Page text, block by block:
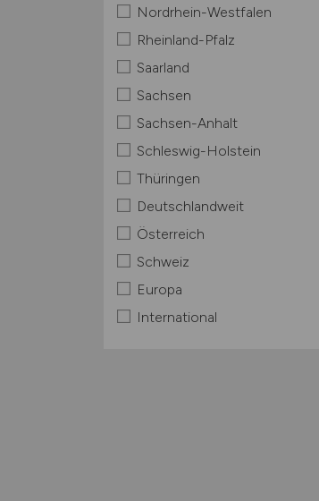
Nordrhein-Westfalen
Rheinland-Pfalz
Saarland
Sachsen
Sachsen-Anhalt
Schleswig-Holstein
Thüringen
Deutschlandweit
Österreich
Schweiz
Europa
International